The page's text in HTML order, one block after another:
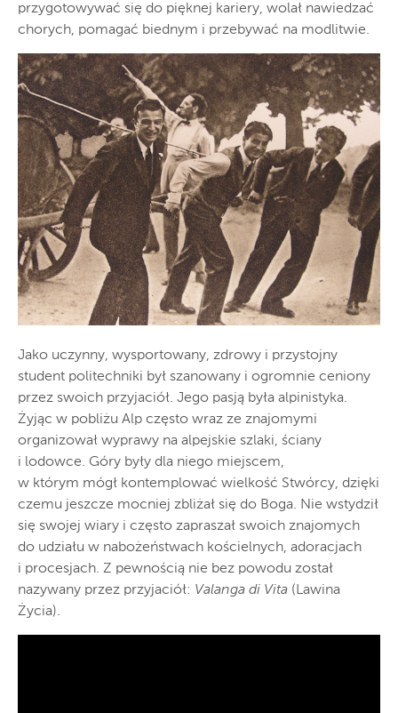
przygotowywać się do pięknej kariery, wolał nawiedzać
chorych, pomagać biednym i przebywać na modlitwie.
Jako uczynny, wysportowany, zdrowy i przystojny
student politechniki był szanowany i ogromnie ceniony
przez swoich przyjaciół. Jego pasją była alpinistyka.
Żyjąc w pobliżu Alp często wraz ze znajomymi
organizował wyprawy na alpejskie szlaki, ściany
i lodowce. Góry były dla niego miejscem,
w którym mógł kontemplować wielkość Stwórcy, dzięki
czemu jeszcze mocniej zbliżał się do Boga. Nie wstydził
się swojej wiary i często zapraszał swoich znajomych
do udziału w nabożeństwach kościelnych, adoracjach
i procesjach. Z pewnością nie bez powodu został
nazywany przez przyjaciół: Valanga di Vita (Lawina
Życia).